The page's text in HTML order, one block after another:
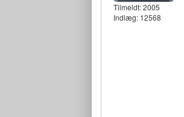
Tilmeldt:2005
Indlæg: 12568